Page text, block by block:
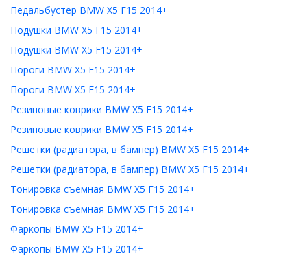
Педальбустер BMW X5 F15 2014+
Подушки BMW X5 F15 2014+
Подушки BMW X5 F15 2014+
Пороги BMW X5 F15 2014+
Пороги BMW X5 F15 2014+
Резиновые коврики BMW X5 F15 2014+
Резиновые коврики BMW X5 F15 2014+
Решетки (радиатора, в бампер) BMW X5 F15 2014+
Решетки (радиатора, в бампер) BMW X5 F15 2014+
Тонировка съемная BMW X5 F15 2014+
Тонировка съемная BMW X5 F15 2014+
Фаркопы BMW X5 F15 2014+
Фаркопы BMW X5 F15 2014+